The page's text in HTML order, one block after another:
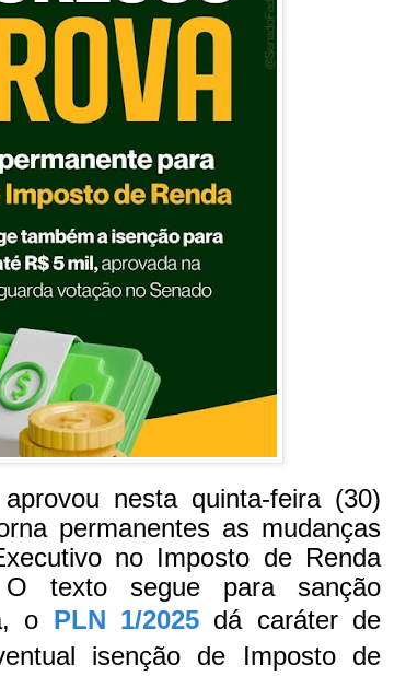
nesta quinta-feira (30)
permanentes as mudanças
no Imposto de Renda
texto segue para sanção
o PLN 1/2025dá caráter de
isenção de Imposto de